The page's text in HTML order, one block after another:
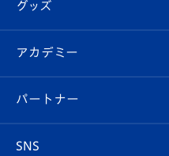
チケット
イベント
メディア
スタッフプロフィール
マスコット紹介
Revive Team
ヴィヴィくんの長崎おもて
フォトギャラリー
スタジアムグルメ
V-LOVERS（ファンクラブ
プレイヤーズスイート
グッズ
オンラインショップ
店舗情報
アカデミー
育成からのお知らせ
パートナー
SNS